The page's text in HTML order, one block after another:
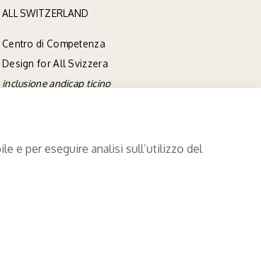
ALL SWITZERLAND
Centro di Competenza
Design for All Svizzera
inclusione andicap ticino
phone+41 91 850 90 90
e per eseguire analisi sull’utilizzo del